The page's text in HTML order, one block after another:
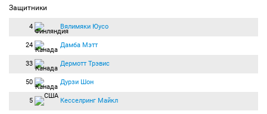
Защитники
4 Вялимяки Юусо
24 Дамба Мэтт
33 Дермотт Трэвис
50 Дурзи Шон
5 Кесселринг Майкл